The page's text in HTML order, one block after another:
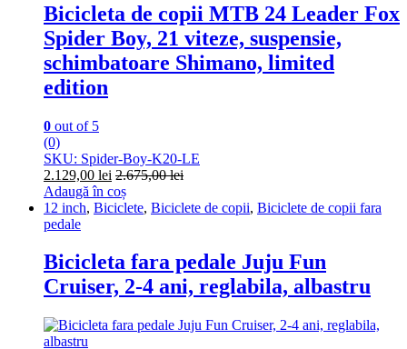
Bicicleta de copii MTB 24 Leader Fox
Spider Boy, 21 viteze, suspensie,
schimbatoare Shimano, limited
edition
0 out of 5
(0)
SKU: Spider-Boy-K20-LE
2.129,00 lei 2.675,00lei
Adaugă în coș
12 inch, Biciclete, Biciclete de copii, Biciclete de copii fara
pedale
Bicicleta fara pedale Juju Fun
Cruiser, 2-4 ani, reglabila, albastru